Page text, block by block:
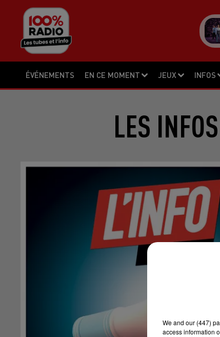
ÉVÉNEMENTS EN CE MOMENT JEUX INFOS
LES
We and our (447)
access information